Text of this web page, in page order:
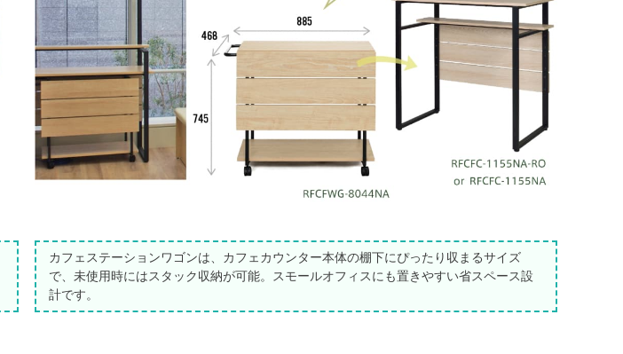
カフェステーションワゴンは、カフェカウンター本体の棚下にぴったり収まるサイズ
で、未使用時にはスタック収納が可能。スモールオフィスにも置きやすい省スペース設
計です。